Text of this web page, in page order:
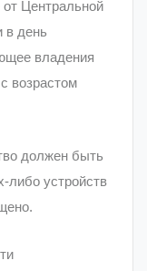
от Центральной
в день
владения
возрастом
должен быть
либо устройств